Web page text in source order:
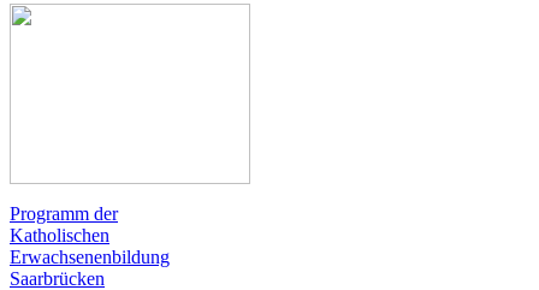
Programm der
Katholischen
Erwachsenenbildung
Saarbrücken